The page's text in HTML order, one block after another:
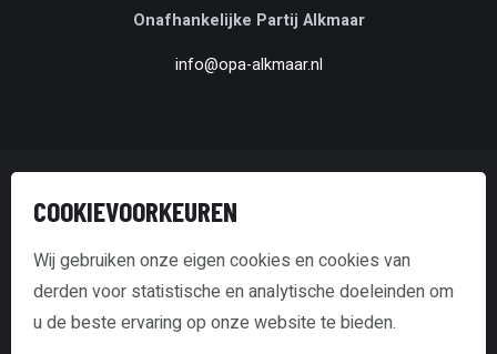
Onafhankelijke Partij Alkmaar
info@opa-alkmaar.nl
© Onafhankelijke Partij Alkmaar
Disclaimer & Copyright
Transparantieverklaring
Cookie policy
COOKIEVOORKEUREN
Wij gebruiken onze eigen cookies en cookies van
derden voor statistische en analytische doeleinden om
u de beste ervaring op onze website te bieden.